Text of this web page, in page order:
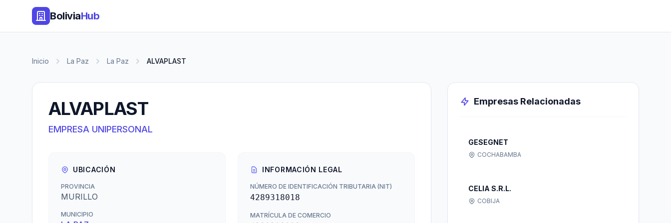
BoliviaHub
Inicio La Paz La Paz ALVAPLAST
ALVAPLAST
EMPRESA UNIPERSONAL
UBICACIÓN
PROVINCIA
MURILLO
MUNICIPIO
INFORMACIÓN LEGAL
NÚMERO DE IDENTIFICACIÓN TRIBUTARIA (NIT)
4289318018
MATRÍCULA DE COMERCIO
Empresas Relacionadas
GESEGNET
COCHABAMBA
CELIA S.R.L.
COBIJA